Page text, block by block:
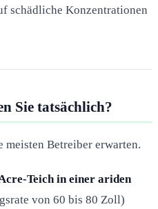
schädliche Konzentrationen
Sie tatsächlich?
meisten Betreiber erwarten.
Teich in einer ariden
von 60 bis 80 Zoll)